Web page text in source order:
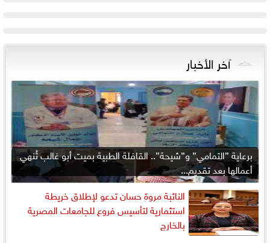
آخر الأخبار
برعاية ”التمامي” و”شيحة”.. القافلة الطبية بميت أبو غالب تُنهي
أعمالها بعد تقديم...
النائبة مروة حسان تدعو لإطلاق خريطة
استثمارية لتأسيس فروع للجامعات المصرية
بالخارج